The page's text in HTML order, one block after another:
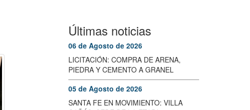
Últimas noticias
06 de Agosto de 2026
LICITACIÓN: COMPRA DE ARENA,
PIEDRA Y CEMENTO A GRANEL
05 de Agosto de 2026
SANTA FE EN MOVIMIENTO: VILLA